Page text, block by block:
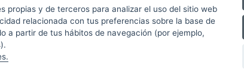
emitidas.
propias y de terceros para analizar el uso del sitio web
relacionada con tus preferencias sobre la base de
a partir de tus hábitos de navegación (por ejemplo,